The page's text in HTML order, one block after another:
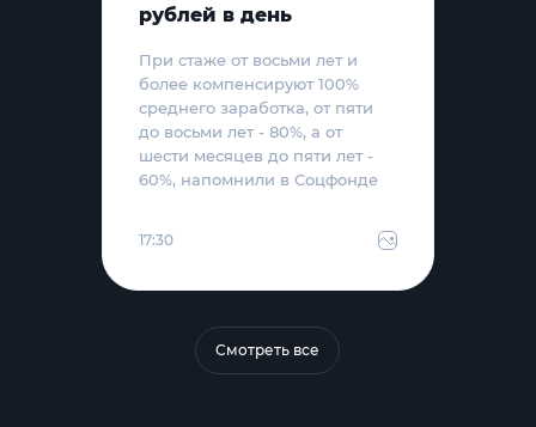
рублей в день
При стаже от восьми лет и
более компенсируют 100%
среднего заработка, от пяти
до восьми лет - 80%, а от
шести месяцев до пяти лет -
60%, напомнили в Соцфонде
17:30
Смотреть все